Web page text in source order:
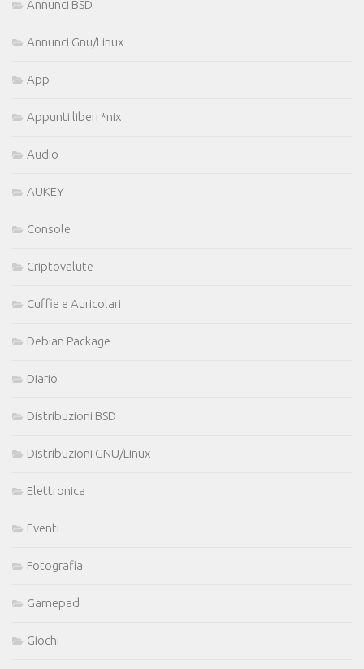
Annunci BSD
Annunci Gnu/Linux
App
Appunti liberi *nix
Audio
AUKEY
Console
Criptovalute
Cuffie e Auricolari
Debian Package
Diario
Distribuzioni BSD
Distribuzioni GNU/Linux
Elettronica
Eventi
Fotografia
Gamepad
Giochi